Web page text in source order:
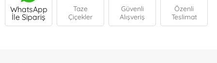
WhatsApp
İle Sipariş
Taze
Çiçekler
Güvenli
Alışveriş
Özenli
Teslimat